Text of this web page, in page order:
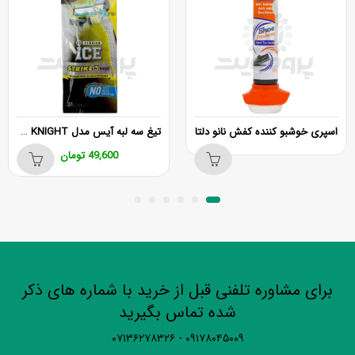
اسپری خوشبو کننده کفش نانو دلتا تیغ سه لبه آیس مدل STRIKE 3 KNIGHT بسته 3 عددی
49,600 تومان
برای مشاوره تلفنی قبل از خرید با شماره های ذکر
شده تماس بگیرید
۰۹۱۷۸۰۴۵۰۰۹ - ۰۷۱۳۶۲۷۸۳۲۶